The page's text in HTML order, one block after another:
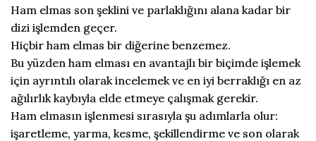
Ham elmas son şeklini ve parlaklığını alana kadar bir
dizi işlemden geçer.
Hiçbir ham elmas bir diğerine benzemez.
Bu yüzden ham elması en avantajlı bir biçimde işlemek
için ayrıntılı olarak incelemek ve en iyi berraklığı en az
ağılırlık kaybıyla elde etmeye çalışmak gerekir.
Ham elmasın işlenmesi sırasıyla şu adımlarla olur:
işaretleme, yarma, kesme, şekillendirme ve son olarak